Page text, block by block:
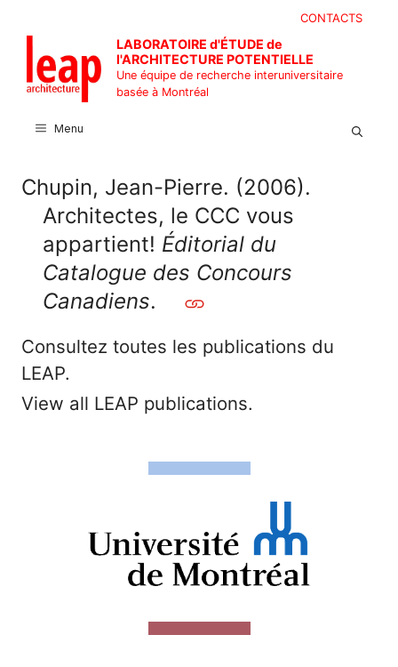
contenu
CONTACTS
LABORATOIRE d'ÉTUDE de
l'ARCHITECTURE POTENTIELLE
Une équipe de recherche interuniversitaire
basée à Montréal
Menu
Chupin, Jean-Pierre. (2006).
Architectes, le CCC vous
appartient! Éditorial du
Catalogue des Concours
Canadiens.
Consultez toutes les publications du
LEAP.
View all LEAP publications.